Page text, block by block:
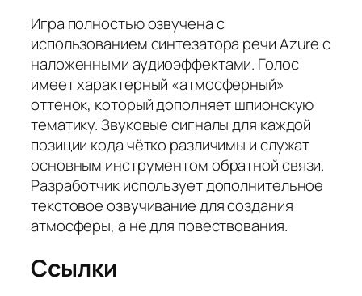
Игра полностью озвучена с
использованием синтезатора речи Azure с
наложенными аудиоэффектами. Голос
имеет характерный «атмосферный»
оттенок, который дополняет шпионскую
тематику. Звуковые сигналы для каждой
позиции кода чётко различимы и служат
основным инструментом обратной связи.
Разработчик использует дополнительное
текстовое озвучивание для создания
атмосферы, а не для повествования.
Ссылки